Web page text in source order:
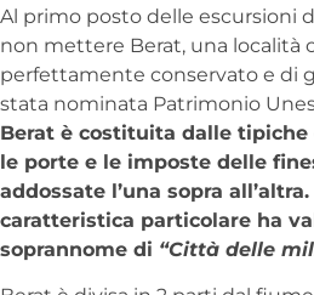
Al primo posto delle escursioni
non mettere Berat, una località
perfettamente conservato e di
stata nominata Patrimonio
Berat è costituita dalle tipiche
le porte e le imposte delle
addossate l’una sopra
caratteristica particolare ha
soprannome di “Città delle